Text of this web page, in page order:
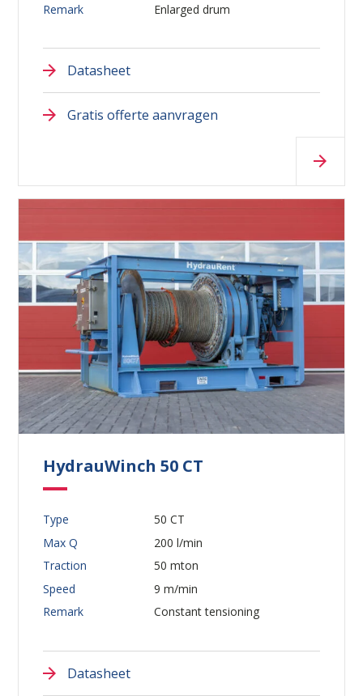
Waar ben je naar op zoek?
Remark
Enlarged drum
Datasheet
Gratis offerte aanvragen
HydrauWinch 50 CT
Type
50 CT
Max Q
200 l/min
Traction
50 mton
Speed
9 m/min
Remark
Constant tensioning
Datasheet